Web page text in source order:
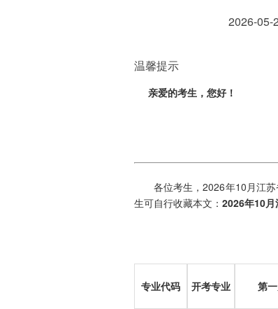
2026-
温馨提示
亲爱的考生，您好！
各位考生，2026年10月江
生可自行收藏本文： 2026年10
专业代码 开考专业 第